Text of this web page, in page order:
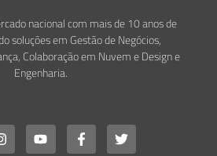
nacional com mais de 10 anos de
soluções em Gestão de Negócios,
Colaboração em Nuvem e Design e
Engenharia.